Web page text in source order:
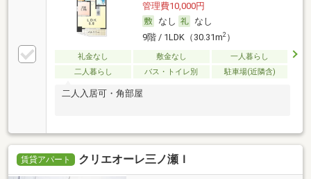
管理費10,000円
なし
なし
9階 / 1LDK（30.31m2）
礼金なし 敷金なし
一人暮らし
二人暮らし
バス・トイレ別 駐車場(近隣含)
二人入居可・角部屋
賃貸アパート クリエオーレ三ノ瀬Ｉ